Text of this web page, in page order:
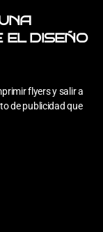
DISEÑO
flyers y salir a
de publicidad que